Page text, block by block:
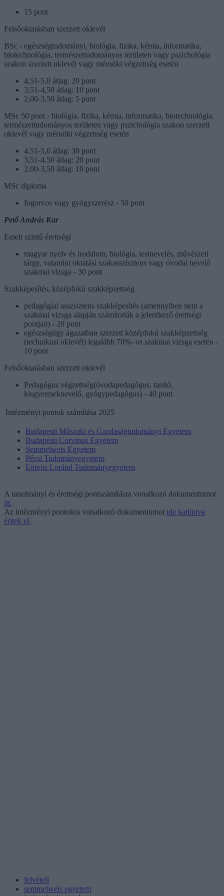
15 pont
Felsőoktatásban szerzett oklevél
BSc - egészségtudományi, biológia, fizika, kémia, informatika,
biotechnológia, természettudományos területen vagy pszichológia
szakon szerzett oklevél vagy mérnöki végzettség esetén
4,51-5,0 átlag: 20 pont
3,51-4,50 átlag: 10 pont
2,00-3,50 átlag: 5 pont
MSc 50 pont - biológia, fizika, kémia, informatika, biotechnológia,
természettudományos területen vagy pszichológia szakon szerzett
oklevél vagy mérnöki végzettség esetén
4,51-5,0 átlag: 30 pont
3,51-4,50 átlag: 20 pont
2,00-3,50 átlag: 10 pont
MSc diploma
fogorvos vagy gyógyszerész - 50 pont
Pető András Kar
Emelt szintű érettségi
magyar nyelv és irodalom, biológia, testnevelés, művészeti
tárgy, valamint oktatási szakasszisztens vagy óvodai nevelő
szakmai vizsga - 30 pont
Szakképesítés, középfokú szakképzettség
pedagógiai asszisztens szakképesítés (amennyiben nem a
szakmai vizsga alapján számították a jelentkező érettségi
pontjait) - 20 pont
egészségügy ágazatban szerzett középfokú szakképzettség
(technikusi oklevél) legalább 70%- os szakmai vizsga esetén -
10 pont
Felsőoktatásban szerzett oklevél
Pedagógus végzettség(óvodapedagógus, tanító,
kisgyermeknevelő, gyógypedagógus) - 40 pont
Intézményi pontok számítása 2025
Budapesti Műszaki és Gazdaságtudományi Egyetem
Budapesti Corvinus Egyetem
Semmelweis Egyetem
Pécsi Tudományegyetem
Eötvös Loránd Tudományegyetem
A tanulmányi és érettségi pontszámításra vonatkozó dokumentumot
itt.
Az intézményi pontokra vonatkozó dokumentumot ide kattintva
éritek el.
felvételi
semmelweis egyetem